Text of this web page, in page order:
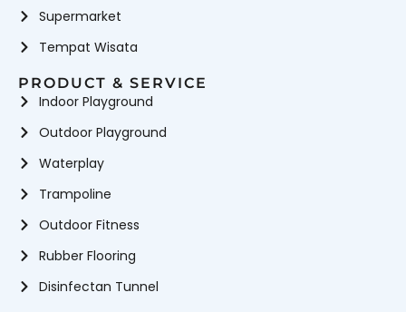
Supermarket
Tempat Wisata
PRODUCT & SERVICE
Indoor Playground
Outdoor Playground
Waterplay
Trampoline
Outdoor Fitness
Rubber Flooring
Disinfectan Tunnel